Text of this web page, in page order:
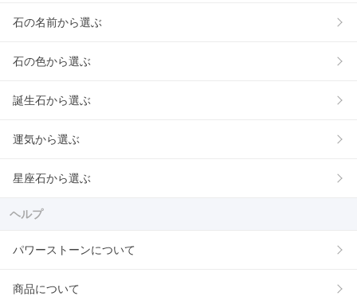
石の名前から選ぶ
石の色から選ぶ
誕生石から選ぶ
運気から選ぶ
星座石から選ぶ
ヘルプ
パワーストーンについて
商品について